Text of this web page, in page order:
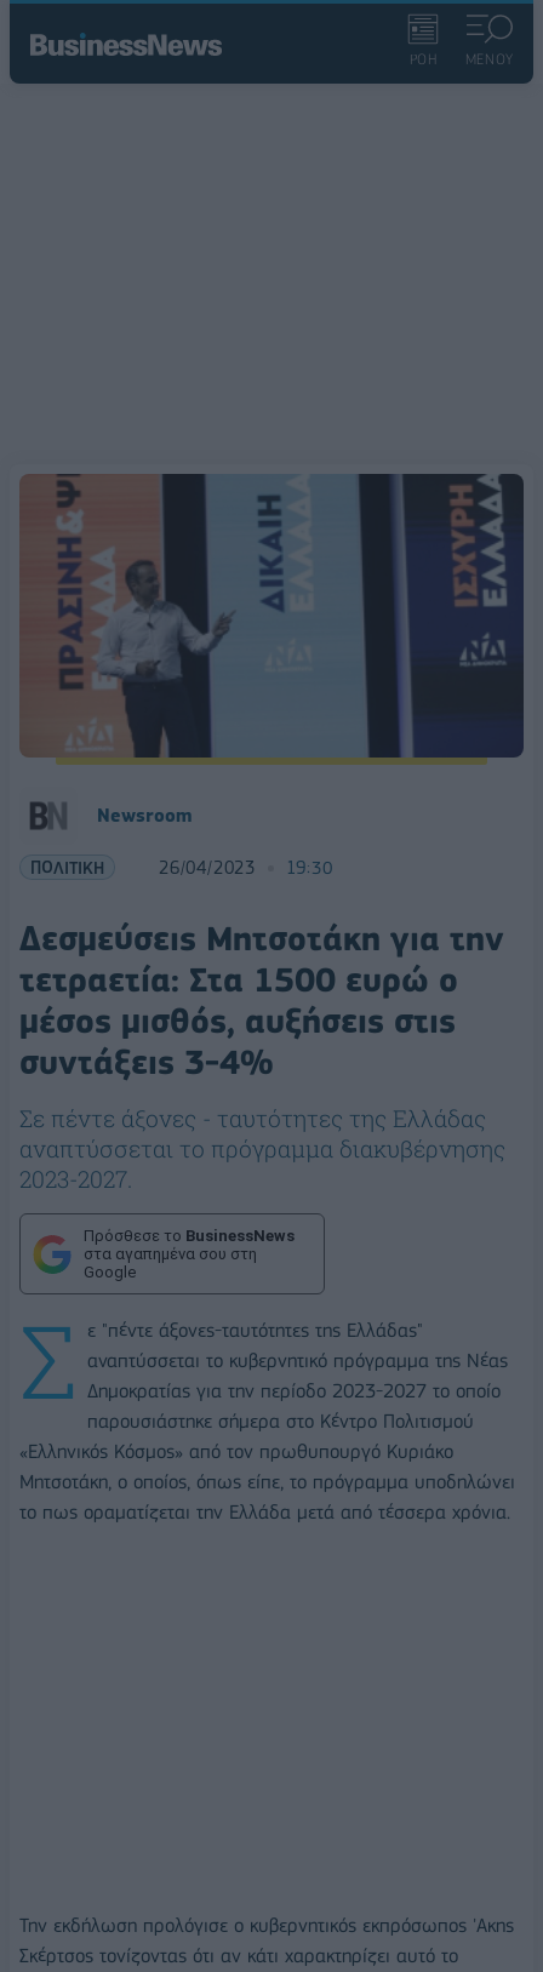
ΡΟΗ ΜΕΝΟΥ
Newsroom
ΠΟΛΙΤΙΚΗ 26/04/2023 19:30
Δεσμεύσεις Μητσοτάκη για την
τετραετία: Στα 1500 ευρώ ο
μέσος μισθός, αυξήσεις στις
συντάξεις 3-4%
Σε πέντε άξονες - ταυτότητες της Ελλάδας
αναπτύσσεται το πρόγραμμα διακυβέρνησης
2023-2027.
Πρόσθεσε το BusinessNews
στα αγαπημένα σου στη
Google
Σ
ε "πέντε άξονες-ταυτότητες της Ελλάδας"
αναπτύσσεται το κυβερνητικό πρόγραμμα της Νέας
Δημοκρατίας για την περίοδο 2023-2027 το οποίο
παρουσιάστηκε σήμερα στο Κέντρο Πολιτισμού
«Ελληνικός Κόσμος» από τον πρωθυπουργό Κυριάκο
Μητσοτάκη, ο οποίος, όπως είπε, το πρόγραμμα υποδηλώνει
το πως οραματίζεται την Ελλάδα μετά από τέσσερα χρόνια.
Την εκδήλωση προλόγισε ο κυβερνητικός εκπρόσωπος 'Ακης
Σκέρτσος τονίζοντας ότι αν κάτι χαρακτηρίζει αυτό το